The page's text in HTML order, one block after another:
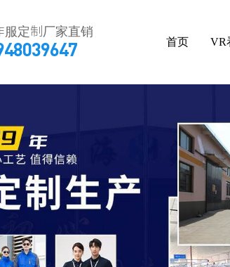
服定制厂家直销
首页 VR